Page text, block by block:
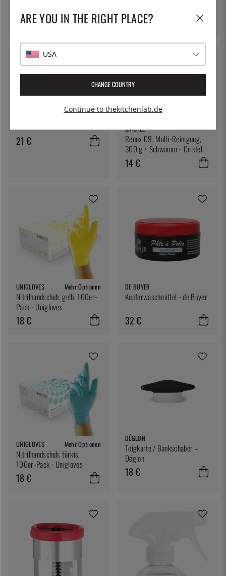
1450 €
21 €
CRISTEL
Renox C9, Multi-Reinigung,
300 g + Schwamm - Cristel
14 €
UNIGLOVES Mehr Optionen
Nitrilhandschuh, gelb, 100er-
Pack - Unigloves
18 €
DE BUYER
Kupferwaschmittel - de Buyer
32 €
UNIGLOVES Mehr Optionen
Nitrilhandschuh, türkis,
100er-Pack - Unigloves
18 €
DÉGLON
Teigkarte / Bankschaber –
Déglon
18 €
ARE YOU IN THE RIGHT PLACE?
USA
CHANGE COUNTRY
Continue to thekitchenlab.de